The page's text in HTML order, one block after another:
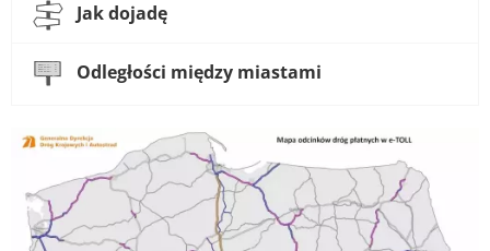
Jak dojadę
Odległości między miastami